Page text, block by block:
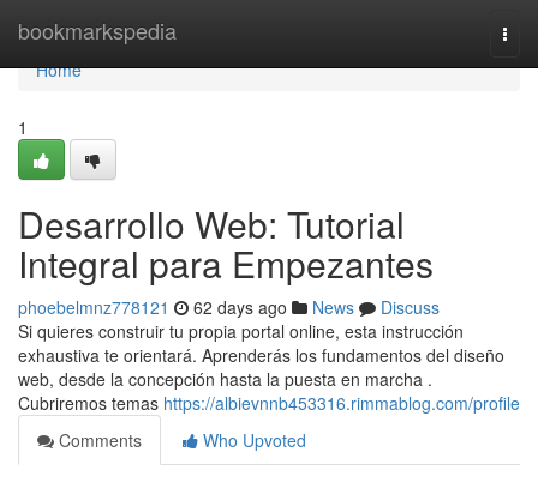
bookmarkspedia
Home
Home
1
Desarrollo Web: Tutorial
Integral para Empezantes
phoebelmnz778121 62 days ago News
Discuss
Si quieres construir tu propia portal online, esta instrucción
exhaustiva te orientará. Aprenderás los fundamentos del diseño
web, desde la concepción hasta la puesta en marcha .
Cubriremos temas https://albievnnb453316.rimmablog.com/profile
Comments
Who Upvoted